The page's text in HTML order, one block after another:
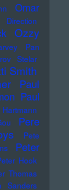
Omar
Direction
Ozzy
Pan
Stelar
Smith
Paul
Paul
Pere
Pete
Peter
Hook
Thomas
Sanders